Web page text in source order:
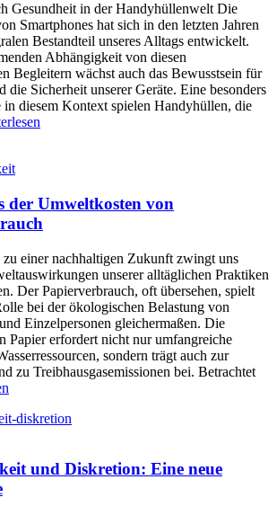
Gesundheit in der Handyhüllenwelt Die
Smartphones hat sich in den letzten Jahren
Bestandteil unseres Alltags entwickelt.
Abhängigkeit von diesen
Begleitern wächst auch das Bewusstsein für
die Sicherheit unserer Geräte. Eine besonders
diesem Kontext spielen Handyhüllen, die
der Umweltkosten von
einer nachhaltigen Zukunft zwingt uns
unserer alltäglichen Praktiken
Der Papierverbrauch, oft übersehen, spielt
bei der ökologischen Belastung von
Einzelpersonen gleichermaßen. Die
Papier erfordert nicht nur umfangreiche
sondern trägt auch zur
zu Treibhausgasemissionen bei. Betrachtet
und Diskretion: Eine neue